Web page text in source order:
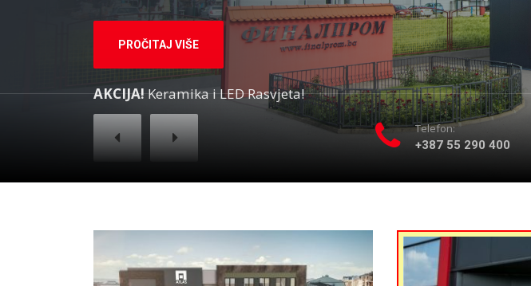
PROČITAJ VIŠE
AKCIJA!Keramika i LED Rasvjeta!
Telefon:
+387 55 290 400